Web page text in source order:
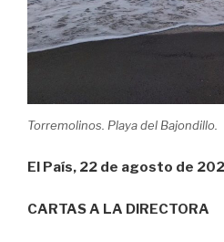
Torremolinos. Playa del Bajondillo.
El País, 22 de agosto de
CARTAS A LA DIRECTORA